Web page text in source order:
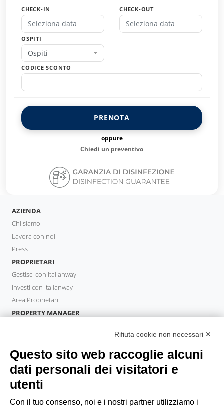
CHECK-IN CHECK-OUT
OSPITI
Ospiti
CODICE SCONTO
PRENOTA
oppure
Chiedi un preventivo
AZIENDA
Chi siamo
Lavora con noi
Press
PROPRIETARI
Gestisci con Italianway
Investi con Italianway
Area Proprietari
PROPERTY MANAGER
OSPITI
Prenota un soggiorno
Soggiorni lunghi
Esperienze per gli ospiti
Sconti per gli ospiti
Rifiuta cookie non necessari ✕
Questo sito web raccoglie alcuni
dati personali dei visitatori e
utenti
Con il tuo consenso, noi e i nostri partner utilizziamo i